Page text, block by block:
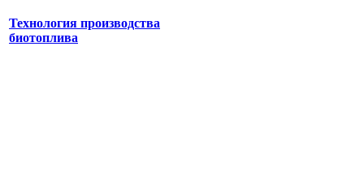
Технология производства
биотоплива